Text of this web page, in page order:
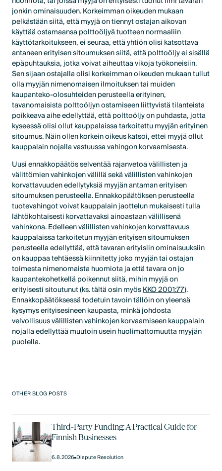
jonkin ominaisuuden. Korkeimman oikeuden mukaan
pelkästään siitä, että myyjä on tiennyt ostajan aikovan
käyttää ostamaansa polttoöljyä tuotteen normaaliin
käyttötarkoitukseen, ei seuraa, että yhtiön olisi katsottava
antaneen erityisen sitoumuksen siitä, että polttoöljy ei sisällä
epäpuhtauksia, jotka voivat aiheuttaa vikoja työkoneisiin.
Sen sijaan ostajalla olisi korkeimman oikeuden mukaan tullut
olla myyjän nimenomaisen ilmoituksen tai muiden
kaupanteko-olosuhteiden perusteella erityinen,
tavanomaisista polttoöljyn ostamiseen liittyvistä tilanteista
poikkeava aihe edellyttää, että polttoöljy on puhdasta, jotta
kyseessä olisi ollut kauppalaissa tarkoitettu myyjän erityinen
sitoumus. Näin ollen korkein oikeus katsoi, ettei myyjä ollut
kauppalain nojalla vastuussa vahingon korvaamisesta.
Uusi ennakkopäätös selventää rajanvetoa välillisten ja
välittömien vahinkojen välillä sekä välillisten vahinkojen
korvattavuuden edellytyksiä myyjän antaman erityisen
sitoumuksen perusteella. Ennakkopäätöksen perusteella
tuotevahingot voivat kauppalain jaottelun mukaisesti tulla
lähtökohtaisesti korvattavaksi ainoastaan välillisenä
vahinkona. Edelleen välillisten vahinkojen korvattavuus
kauppalaissa tarkoitetun myyjän erityisen sitoumuksen
perusteella edellyttää, että tavaran erityisiin ominaisuuksiin
on kauppaa tehtäessä kiinnitetty joko myyjän tai ostajan
toimesta nimenomaista huomiota ja että tavara on jo
kaupantekohetkellä poikennut siitä, mihin myyjä on
erityisesti sitoutunut (ks. tältä osin myösKKO 2001:77).
Ennakkopäätöksessä todetuin tavoin tällöin on yleensä
kysymys erityisesineen kaupasta, minkä johdosta
velvollisuus välillisten vahinkojen korvaamiseen kauppalain
nojalla edellyttää muutoin usein huolimattomuutta myyjän
puolella.
OTHER BLOG POSTS
Third-Party Funding: A Practical Guide for
Finnish Businesses
6.8.2026Dispute Resolution